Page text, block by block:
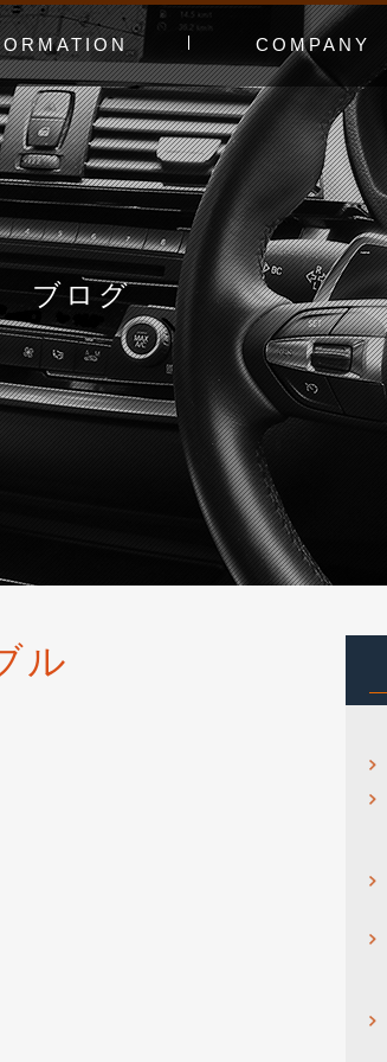
ってどんなお店？
っていないこと
COMPANY
会社概要
スタッフ紹介
アクセスマップ
お問い合わせ
ブログ
ル